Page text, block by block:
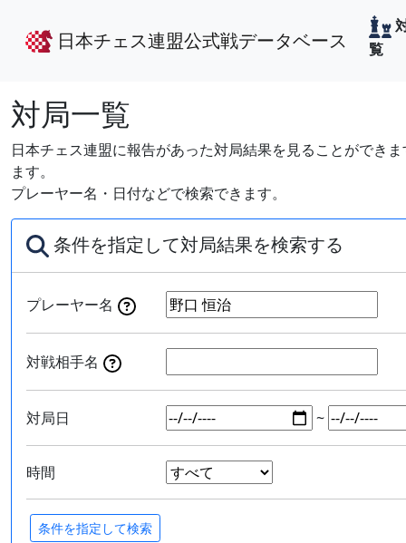
日本チェス連盟公式戦データベース
覧
対局一覧
日本チェス連盟に報告があった対局結果を見ることができ
ます。
プレーヤー名・日付などで検索できます。
条件を指定して対局結果を検索する
プレーヤー名
対戦相手名
対局日 ~
時間